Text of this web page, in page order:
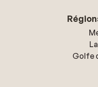
Golfe